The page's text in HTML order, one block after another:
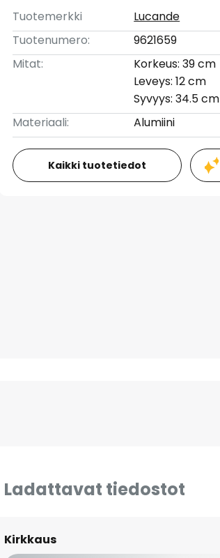
Tuotemerkki
Lucande
Tuotenumero:
9621659
Mitat:
Korkeus: 39 cm
Leveys: 12 cm
Syvyys: 34.5 cm
Materiaali:
Alumiini
Kaikki tuotetiedot
Ladattavat tiedostot
Kirkkaus